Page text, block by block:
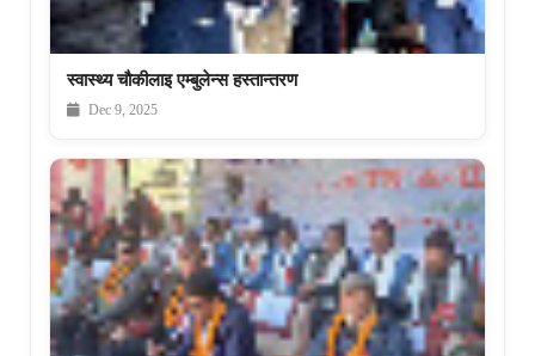
स्वास्थ्य चौकीलाइ एम्बुलेन्स हस्तान्तरण
Dec 9, 2025